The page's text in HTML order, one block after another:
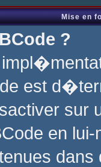
Mise en
?
est
sur
en